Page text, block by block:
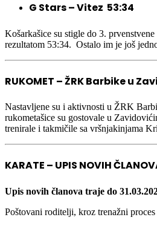
G Stars – Vitez 53:34
Košarkašice su stigle do 3.
rezultatom 53:34. Ostalo im je još
RUKOMET – ŽRK Barbike u
Nastavljene su i aktivnosti u ŽRK
rukometašice su gostovale u
trenirale i takmičile sa vršnjakinjama
KARATE – UPIS NOVIH
Upis novih članova traje do
Poštovani roditelji, kroz trenažni